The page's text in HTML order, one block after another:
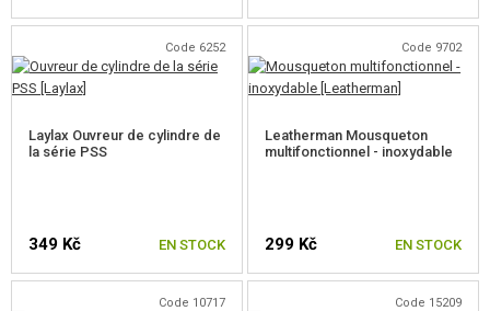
Code 6252
Laylax Ouvreur de cylindre de
la série PSS
349 Kč EN STOCK
Code 9702
Leatherman Mousqueton
multifonctionnel - inoxydable
299 Kč EN STOCK
Code 10717 Code 15209